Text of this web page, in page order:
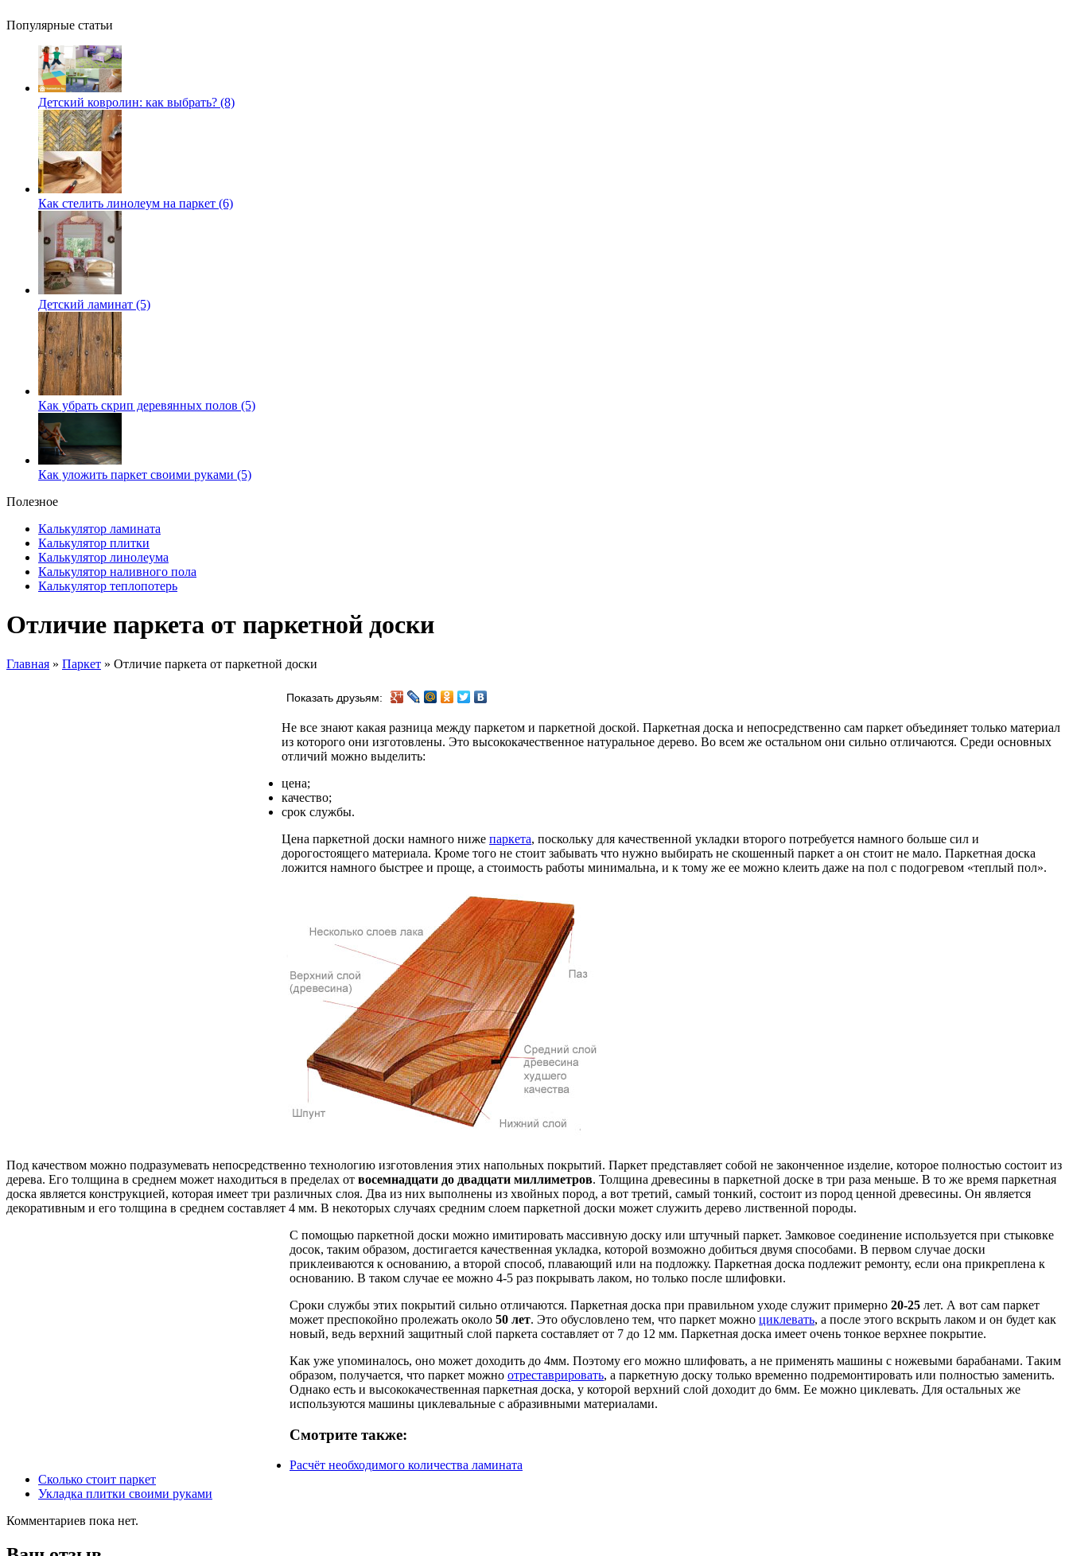
Популярные статьи
Детский ковролин: как выбрать? (8)
Как стелить линолеум на паркет (6)
Детский ламинат (5)
Как убрать скрип деревянных полов (5)
Как уложить паркет своими руками (5)
Полезное
Калькулятор ламината
Калькулятор плитки
Калькулятор линолеума
Калькулятор наливного пола
Калькулятор теплопотерь
Отличие паркета от паркетной доски
Главная » Паркет » Отличие паркета от паркетной доски
Показать друзьям:
Не все знают какая разница между паркетом и паркетной доской. Паркетная доска и непосредственно сам паркет объединяет только материал
из которого они изготовлены. Это высококачественное натуральное дерево. Во всем же остальном они сильно отличаются. Среди основных
отличий можно выделить:
цена;
качество;
срок службы.
Цена паркетной доски намного ниже паркета, поскольку для качественной укладки второго потребуется намного больше сил и
дорогостоящего материала. Кроме того не стоит забывать что нужно выбирать не скошенный паркет а он стоит не мало. Паркетная доска
ложится намного быстрее и проще, а стоимость работы минимальна, и к тому же ее можно клеить даже на пол с подогревом «теплый пол».
Под качеством можно подразумевать непосредственно технологию изготовления этих напольных покрытий. Паркет представляет собой не законченное изделие, которое полностью состоит из
дерева. Его толщина в среднем может находиться в пределах от восемнадцати до двадцати миллиметров. Толщина древесины в паркетной доске в три раза меньше. В то же время паркетная
доска является конструкцией, которая имеет три различных слоя. Два из них выполнены из хвойных пород, а вот третий, самый тонкий, состоит из пород ценной древесины. Он является
декоративным и его толщина в среднем составляет 4 мм. В некоторых случаях средним слоем паркетной доски может служить дерево лиственной породы.
С помощью паркетной доски можно имитировать массивную доску или штучный паркет. Замковое соединение используется при стыковке
досок, таким образом, достигается качественная укладка, которой возможно добиться двумя способами. В первом случае доски
приклеиваются к основанию, а второй способ, плавающий или на подложку. Паркетная доска подлежит ремонту, если она прикреплена к
основанию. В таком случае ее можно 4-5 раз покрывать лаком, но только после шлифовки.
Сроки службы этих покрытий сильно отличаются. Паркетная доска при правильном уходе служит примерно 20-25 лет. А вот сам паркет
может преспокойно пролежать около 50 лет. Это обусловлено тем, что паркет можно циклевать, а после этого вскрыть лаком и он будет как
новый, ведь верхний защитный слой паркета составляет от 7 до 12 мм. Паркетная доска имеет очень тонкое верхнее покрытие.
Как уже упоминалось, оно может доходить до 4мм. Поэтому его можно шлифовать, а не применять машины с ножевыми барабанами. Таким
образом, получается, что паркет можно отреставрировать, а паркетную доску только временно подремонтировать или полностью заменить.
Однако есть и высококачественная паркетная доска, у которой верхний слой доходит до 6мм. Ее можно циклевать. Для остальных же
используются машины циклевальные с абразивными материалами.
Смотрите также:
Расчёт необходимого количества ламината
Сколько стоит паркет
Укладка плитки своими руками
Комментариев пока нет.